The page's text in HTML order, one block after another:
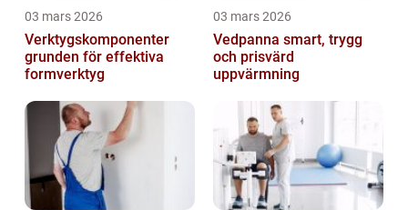
03 mars 2026
Verktygskomponenter
grunden för effektiva
formverktyg
03 mars 2026
Vedpanna smart, trygg
och prisvärd
uppvärmning